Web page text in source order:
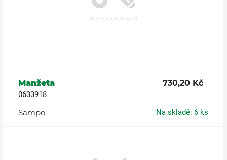
Manžeta 730,20 Kč
0633918
Sampo Na skladě: 6 ks